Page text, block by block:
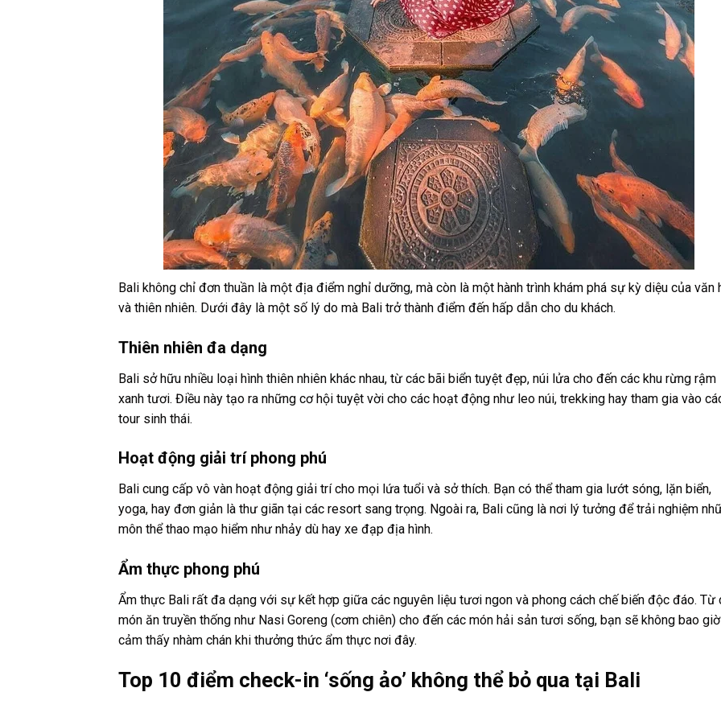
Bali không chỉ đơn thuần là một địa điểm nghỉ dưỡng, mà còn là một hành trình khám phá sự kỳ diệu của văn
và thiên nhiên. Dưới đây là một số lý do mà Bali trở thành điểm đến hấp dẫn cho du khách.
Thiên nhiên đa dạng
Bali sở hữu nhiều loại hình thiên nhiên khác nhau, từ các bãi biển tuyệt đẹp, núi lửa cho đến các khu rừng rậm
xanh tươi. Điều này tạo ra những cơ hội tuyệt vời cho các hoạt động như leo núi, trekking hay tham gia vào
tour sinh thái.
Hoạt động giải trí phong phú
Bali cung cấp vô vàn hoạt động giải trí cho mọi lứa tuổi và sở thích. Bạn có thể tham gia lướt sóng, lặn biển,
yoga, hay đơn giản là thư giãn tại các resort sang trọng. Ngoài ra, Bali cũng là nơi lý tưởng để trải nghiệm
môn thể thao mạo hiểm như nhảy dù hay xe đạp địa hình.
Ẩm thực phong phú
Ẩm thực Bali rất đa dạng với sự kết hợp giữa các nguyên liệu tươi ngon và phong cách chế biến độc đáo. Từ
món ăn truyền thống như Nasi Goreng (cơm chiên) cho đến các món hải sản tươi sống, bạn sẽ không bao giờ
cảm thấy nhàm chán khi thưởng thức ẩm thực nơi đây.
Top 10 điểm check-in ‘sống ảo’ không thể bỏ qua tại Bali